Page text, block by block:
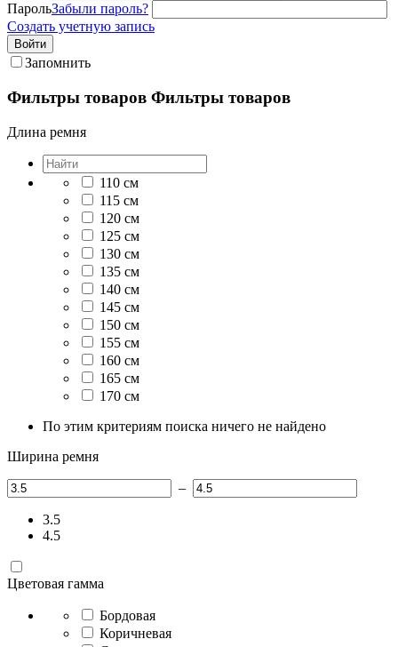
ПарольЗабыли пароль?
Создать учетную запись
Войти
Запомнить
Фильтры товаров Фильтры товаров
Длина ремня
110 см
115 см
120 см
125 см
130 см
135 см
140 см
145 см
150 см
155 см
160 см
165 см
170 см
По этим критериям поиска ничего не найдено
Ширина ремня
–
3.5
4.5
Цветовая гамма
Бордовая
Коричневая